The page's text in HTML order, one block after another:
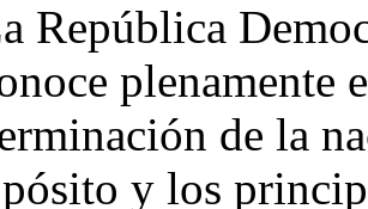
República
plenamente
de la
y los